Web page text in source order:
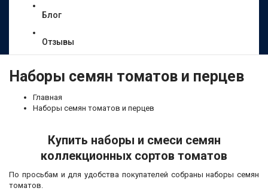
Блог
Отзывы
Наборы семян томатов и перцев
Главная
Наборы семян томатов и перцев
Купить наборы и смеси семян
коллекционных сортов томатов
По просьбам и для удобства покупателей собраны наборы семян
томатов.